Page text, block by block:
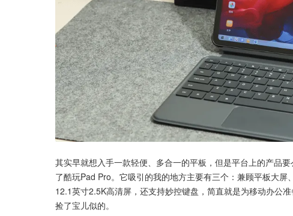
其实早就想入手一款轻便、多合一的平板，但是平台上的产品
了酷玩Pad Pro。它吸引的我的地方主要有三个：兼顾平板大
12.1英寸2.5K高清屏，还支持妙控键盘，简直就是为移动办公
捡了宝儿似的。